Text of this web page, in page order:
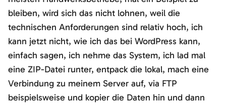
bleiben, wird sich das nicht lohnen, weil die
technischen Anforderungen sind relativ hoch, ich
kann jetzt nicht, wie ich das bei WordPress kann,
einfach sagen, ich nehme das System, ich lad mal
eine ZIP-Datei runter, entpack die lokal, mach eine
Verbindung zu meinem Server auf, via FTP
beispielsweise und kopier die Daten hin und dann